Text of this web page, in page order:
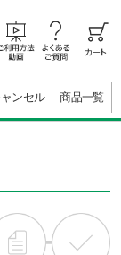
ンセル 商品一覧